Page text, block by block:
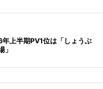
上半期PV1位は「しょうぶ
」